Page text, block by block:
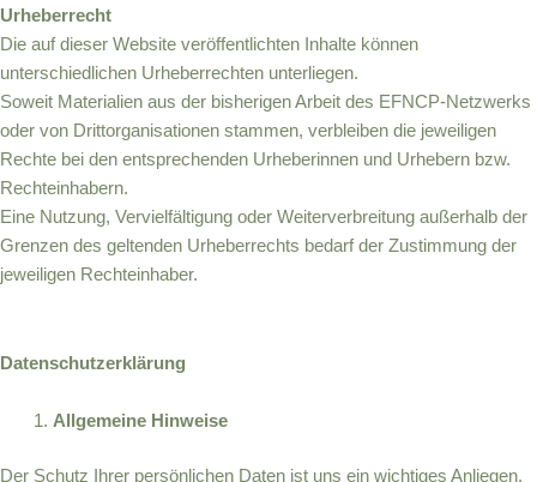
Urheberrecht
Die auf dieser Website veröffentlichten Inhalte können
unterschiedlichen Urheberrechten unterliegen.
Soweit Materialien aus der bisherigen Arbeit des EFNCP-Netzwerks
oder von Drittorganisationen stammen, verbleiben die jeweiligen
Rechte bei den entsprechenden Urheberinnen und Urhebern bzw.
Rechteinhabern.
Eine Nutzung, Vervielfältigung oder Weiterverbreitung außerhalb der
Grenzen des geltenden Urheberrechts bedarf der Zustimmung der
jeweiligen Rechteinhaber.
Datenschutzerklärung
Allgemeine Hinweise
Der Schutz Ihrer persönlichen Daten ist uns ein wichtiges Anliegen.